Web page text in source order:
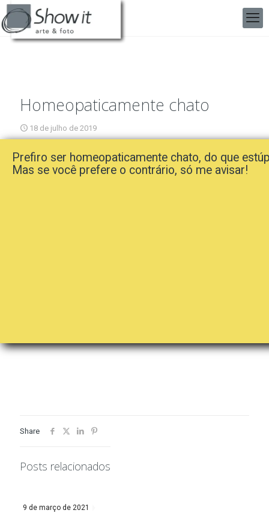
Homeopaticamente chato
18 de julho de 2019
Prefiro ser homeopaticamente chato, do que
Mas se você prefere o contrário, só me avisar!
Share
Posts relacionados
9 de março de 2021